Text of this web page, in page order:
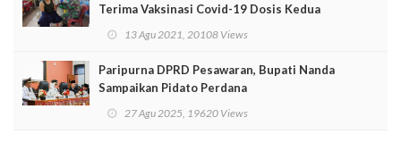
Terima Vaksinasi Covid-19 Dosis Kedua
13 Agu 2021, 20108 Views
Paripurna DPRD Pesawaran, Bupati Nanda
Sampaikan Pidato Perdana
27 Agu 2025, 19620 Views